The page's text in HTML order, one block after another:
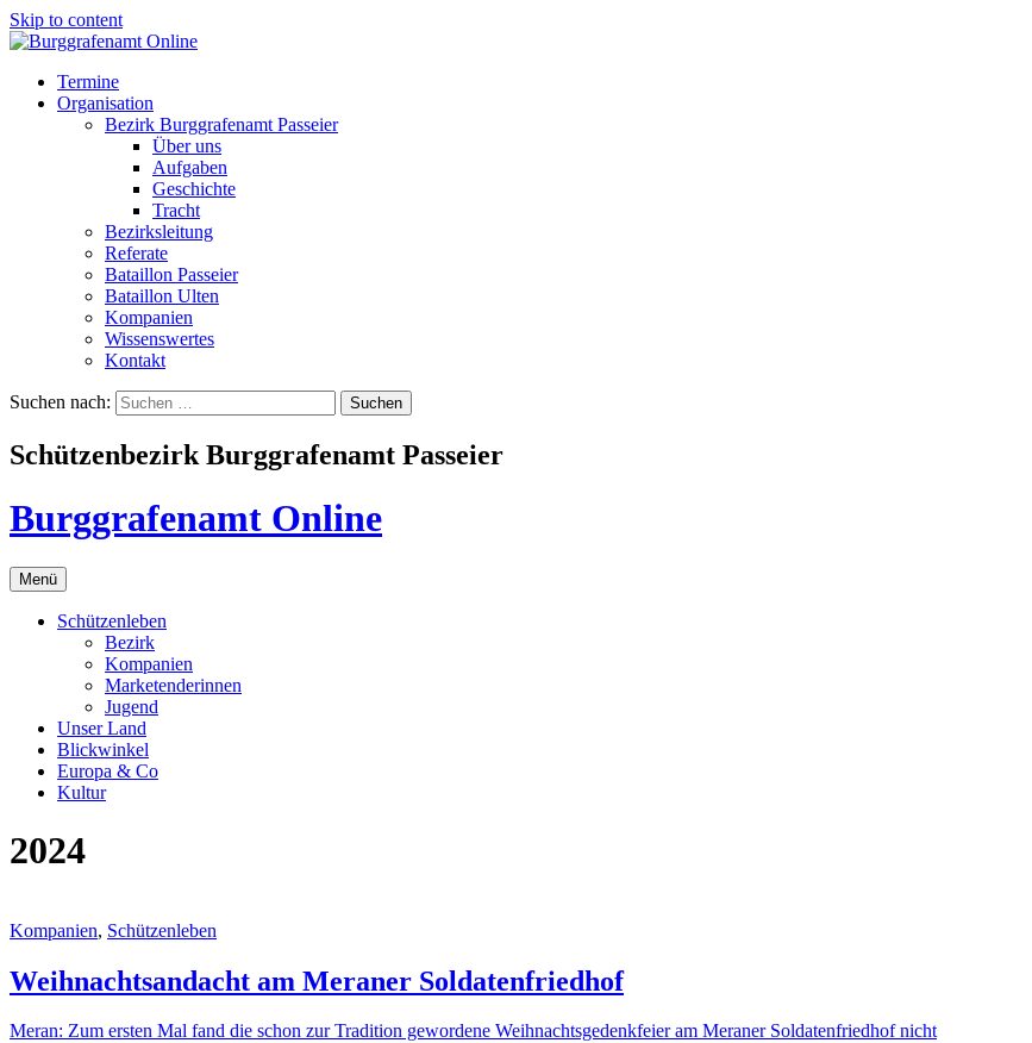
Skip to content
Termine
Organisation
Bezirk Burggrafenamt Passeier
Über uns
Aufgaben
Geschichte
Tracht
Bezirksleitung
Referate
Bataillon Passeier
Bataillon Ulten
Kompanien
Wissenswertes
Kontakt
Suchen nach:
Schützenbezirk Burggrafenamt Passeier
Burggrafenamt Online
Menü
Schützenleben
Bezirk
Kompanien
Marketenderinnen
Jugend
Unser Land
Blickwinkel
Europa & Co
Kultur
2024
Kompanien, Schützenleben
Weihnachtsandacht am Meraner Soldatenfriedhof
Meran: Zum ersten Mal fand die schon zur Tradition gewordene Weihnachtsgedenkfeier am Meraner Soldatenfriedhof nicht